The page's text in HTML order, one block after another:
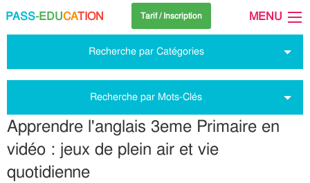
PASS-EDUCATION Tarif / Inscription MENU
Recherche par Catégories
Recherche par Mots-Clés
Apprendre l'anglais 3eme Primaire en
vidéo : jeux de plein air et vie
quotidienne